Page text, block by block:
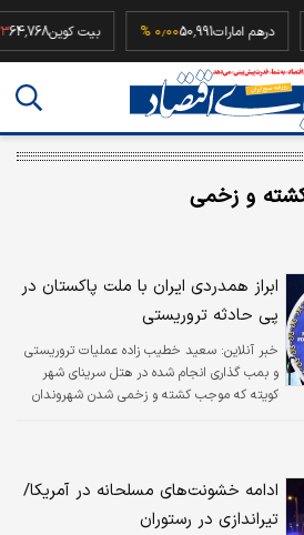
درهم امارات50,991۰٫۰۰ % بیت کوین
و زخمی
ابراز همدردی ایران با ملت پاکستان در
پی حادثه تروریستی
خبر آنلاین: سعید خطیب زاده عملیات تروریستی
و بمب گذاری انجام شده در هتل سرینای شهر
کویته که موجب کشته و زخمی شدن شهروندان
ادامه خشونت‌های مسلحانه در آمریکا/
تیراندازی در رستوران